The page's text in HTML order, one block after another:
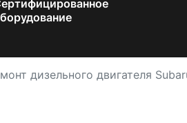
дизельного двигателя